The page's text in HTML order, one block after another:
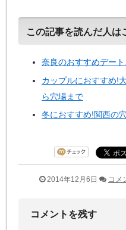
この記事を読んだ人は
奈良のおすすめデー
カップルにおすすめ!
ら穴場まで
冬におすすめ!関西の
2014年12月6日 コメ
コメントを残す